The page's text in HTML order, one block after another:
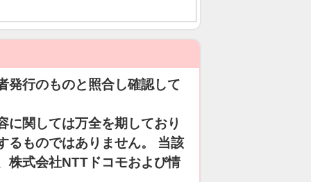
発行のものと照合し確認して
に関しては万全を期しており
るものではありません。 当該
株式会社NTTドコモおよび情